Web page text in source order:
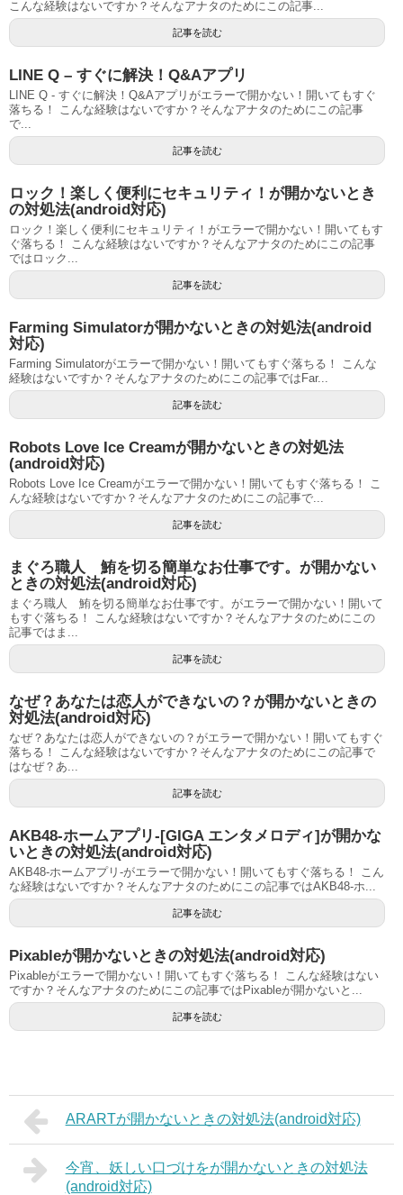
こんな経験はないですか？そんなアナタのためにこの記事...
記事を読む
LINE Q – すぐに解決！Q&Aアプリ
LINE Q - すぐに解決！Q&Aアプリがエラーで開かない！開いてもすぐ
落ちる！ こんな経験はないですか？そんなアナタのためにこの記事
で...
記事を読む
ロック！楽しく便利にセキュリティ！が開かないとき
の対処法(android対応)
ロック！楽しく便利にセキュリティ！がエラーで開かない！開いてもす
ぐ落ちる！ こんな経験はないですか？そんなアナタのためにこの記事
ではロック...
記事を読む
Farming Simulatorが開かないときの対処法(android
対応)
Farming Simulatorがエラーで開かない！開いてもすぐ落ちる！ こんな
経験はないですか？そんなアナタのためにこの記事ではFar...
記事を読む
Robots Love Ice Creamが開かないときの対処法
(android対応)
Robots Love Ice Creamがエラーで開かない！開いてもすぐ落ちる！ こ
んな経験はないですか？そんなアナタのためにこの記事で...
記事を読む
まぐろ職人 鮪を切る簡単なお仕事です。が開かない
ときの対処法(android対応)
まぐろ職人 鮪を切る簡単なお仕事です。がエラーで開かない！開いて
もすぐ落ちる！ こんな経験はないですか？そんなアナタのためにこの
記事ではま...
記事を読む
なぜ？あなたは恋人ができないの？が開かないときの
対処法(android対応)
なぜ？あなたは恋人ができないの？がエラーで開かない！開いてもすぐ
落ちる！ こんな経験はないですか？そんなアナタのためにこの記事で
はなぜ？あ...
記事を読む
AKB48-ホームアプリ-[GIGA エンタメロディ]が開かな
いときの対処法(android対応)
AKB48-ホームアプリ-がエラーで開かない！開いてもすぐ落ちる！ こん
な経験はないですか？そんなアナタのためにこの記事ではAKB48-ホ...
記事を読む
Pixableが開かないときの対処法(android対応)
Pixableがエラーで開かない！開いてもすぐ落ちる！ こんな経験はない
ですか？そんなアナタのためにこの記事ではPixableが開かないと...
記事を読む
ARARTが開かないときの対処法(android対応)
今宵、妖しい口づけをが開かないときの対処法
(android対応)